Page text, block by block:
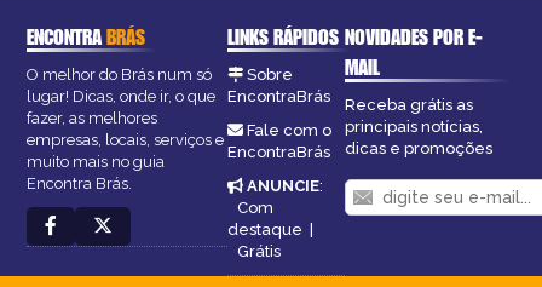
ENCONTRABRÁS
O melhor do Brás num só
lugar! Dicas, onde ir, o que
fazer, as melhores
empresas, locais, serviços e
muito mais no guia
Encontra Brás.
LINKS RÁPIDOS
Sobre
EncontraBrás
Fale com o
EncontraBrás
ANUNCIE:
Com
destaque
Grátis
NOVIDADES POR E-
MAIL
Receba grátis as
principais notícias,
dicas e promoções